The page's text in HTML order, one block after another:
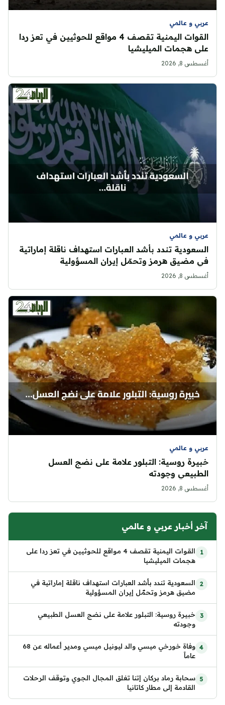
عربي و عالمي
القوات اليمنية تقصف 4 مواقع للحوثيين في تعز ردا
على هجمات الميليشيا
أغسطس 8, 2026
عربي و عالمي
السعودية تندد بأشد العبارات استهداف ناقلة إماراتية
في مضيق هرمز وتحمّل إيران المسؤولية
أغسطس 8, 2026
عربي و عالمي
خبيرة روسية: التبلور علامة على نضج العسل
الطبيعي وجودته
أغسطس 8, 2026
آخر أخبار عربي و عالمي
القوات اليمنية تقصف 4 مواقع للحوثيين في تعز ردا على
هجمات الميليشيا
السعودية تندد بأشد العبارات استهداف ناقلة إماراتية في
مضيق هرمز وتحمّل إيران المسؤولية
خبيرة روسية: التبلور علامة على نضج العسل الطبيعي
وجودته
وفاة خورخي ميسي والد ليونيل ميسي ومدير أعماله عن 68
عاماً
سحابة رماد بركان إتنا تغلق المجال الجوي وتوقف الرحلات
القادمة إلى مطار كاتانيا